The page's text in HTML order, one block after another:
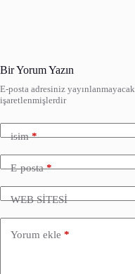
Bir Yorum Yazın
E-posta adresiniz yayınlanmayacak.
işaretlenmişlerdir
isim*
E-posta*
WEB SİTESİ
Yorum ekle *